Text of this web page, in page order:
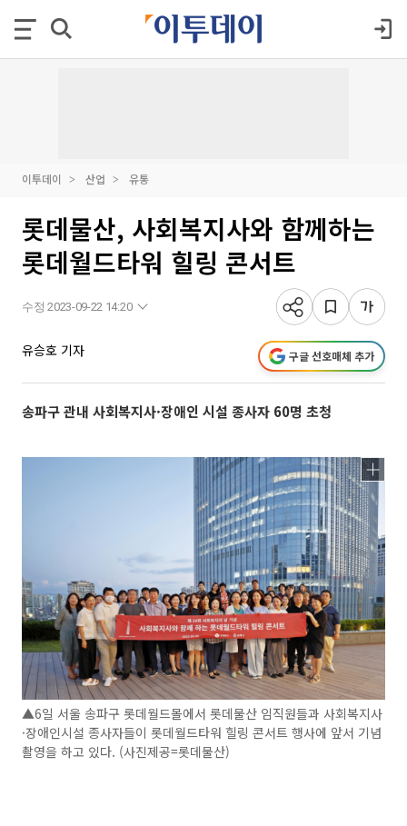
이투데이 산업 유통
롯데물산, 사회복지사와 함께하는
롯데월드타워 힐링 콘서트
수정 2023-09-22 14:20
유승호 기자 구글 선호매체 추가
송파구 관내 사회복지사·장애인 시설 종사자 60명 초청
▲6일 서울 송파구 롯데월드몰에서 롯데물산 임직원들과 사회복지사
·장애인시설 종사자들이 롯데월드타워 힐링 콘서트 행사에 앞서 기념
촬영을 하고 있다. (사진제공=롯데물산)